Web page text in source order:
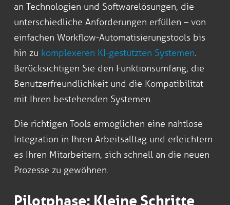
an Technologien und Softwarelösungen, die
unterschiedliche Anforderungen erfüllen – von
einfachen Workflow-Automatisierungstools bis
hin zu komplexeren KI-gestützten Systemen.
Berücksichtigen Sie den Funktionsumfang, die
Benutzerfreundlichkeit und die Kompatibilität
mit Ihren bestehenden Systemen.
Die richtigen Tools ermöglichen eine nahtlose
Integration in Ihren Arbeitsalltag und erleichtern
es Ihren Mitarbeitern, sich schnell an die neuen
Prozesse zu gewöhnen.
Pilotphase: Kleine Schritte